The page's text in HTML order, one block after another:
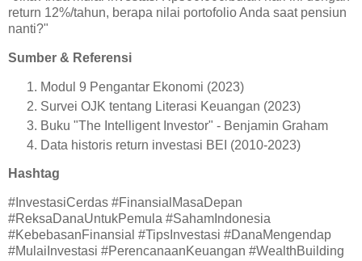
return 12%/tahun, berapa nilai portofolio Anda saat pensiun
nanti?"
Sumber & Referensi
Modul 9 Pengantar Ekonomi (2023)
Survei OJK tentang Literasi Keuangan (2023)
Buku "The Intelligent Investor" - Benjamin Graham
Data historis return investasi BEI (2010-2023)
Hashtag
#InvestasiCerdas #FinansialMasaDepan
#ReksaDanaUntukPemula #SahamIndonesia
#KebebasanFinansial #TipsInvestasi #DanaMengendap
#MulaiInvestasi #PerencanaanKeuangan #WealthBuilding